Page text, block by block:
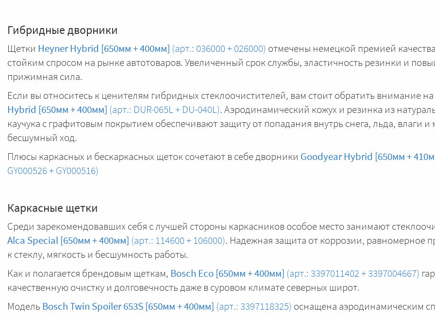
Гибридные дворники
Щетки Heyner Hybrid [650мм + 400мм] (арт.: 036000 + 026000) отмечены немецкой премией
стойким спросом на рынке автотоваров. Увеличенный срок службы, эластичность резинки и
прижимная сила.
Если вы относитесь к ценителям гибридных стеклоочистителей, вам стоит обратить внимание на
Hybrid [650мм + 400мм] (арт.: DUR-065L + DU-040L). Аэродинамический кожух и резинка из
каучука с графитовым покрытием обеспечивают защиту от попадания внутрь снега, льда, влаги и
бесшумный ход.
Плюсы каркасных и бескаркасных щеток сочетают в себе дворники Goodyear Hybrid [650мм +
GY000526 + GY000516)
Каркасные щетки
Среди зарекомендовавших себя с лучшей стороны каркасников особое место занимают
Alca Special [650мм + 400мм] (арт.: 114600 + 106000). Надежная защита от коррозии, равномерное
к стеклу, мягкость и бесшумность работы.
Как и полагается брендовым щеткам, Bosch Eco [650мм + 400мм] (арт.: 3397011402 + 3397004667)
качественную очистку и долговечность даже в суровом климате северных широт.
Модель Bosch Twin Spoiler 653S [650мм + 400мм] (арт.: 3397118325) оснащена аэродинамическим